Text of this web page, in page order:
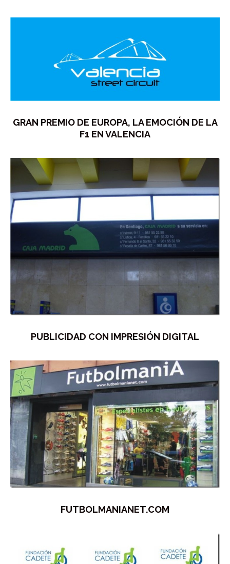
GRAN PREMIO DE EUROPA, LA EMOCIÓN DE LA
F1 EN VALENCIA
PUBLICIDAD CON IMPRESIÓN DIGITAL
FUTBOLMANIANET.COM